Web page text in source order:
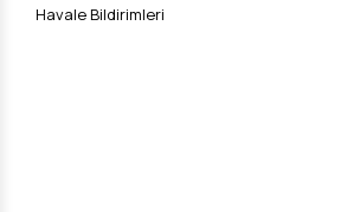
Havale Bildirimleri